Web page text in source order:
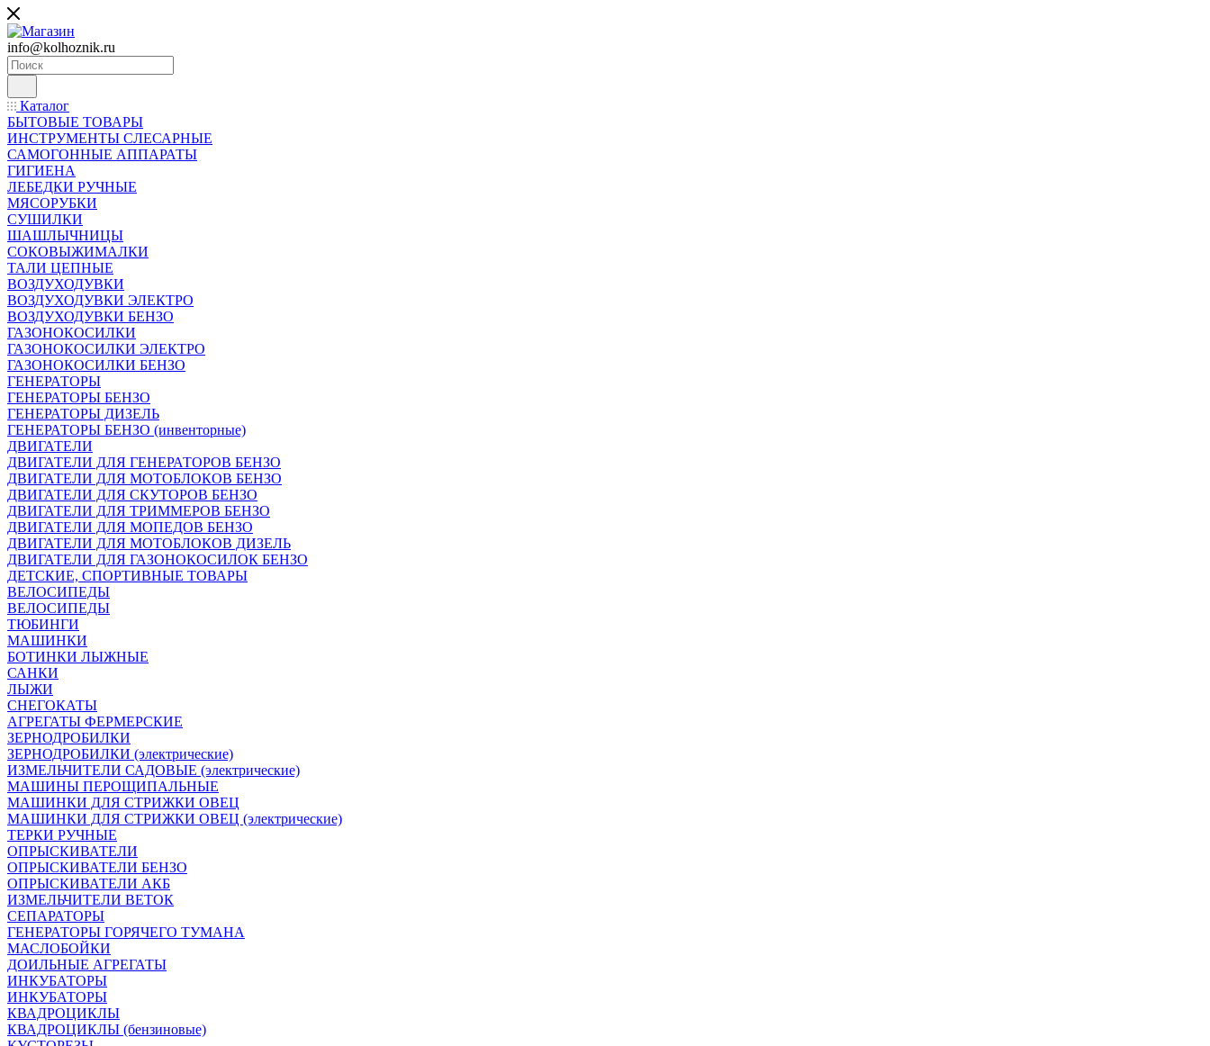
info@kolhoznik.ru
Каталог
БЫТОВЫЕ ТОВАРЫ
ИНСТРУМЕНТЫ СЛЕСАРНЫЕ
САМОГОННЫЕ АППАРАТЫ
ГИГИЕНА
ЛЕБЕДКИ РУЧНЫЕ
МЯСОРУБКИ
СУШИЛКИ
ШАШЛЫЧНИЦЫ
СОКОВЫЖИМАЛКИ
ТАЛИ ЦЕПНЫЕ
ВОЗДУХОДУВКИ
ВОЗДУХОДУВКИ ЭЛЕКТРО
ВОЗДУХОДУВКИ БЕНЗО
ГАЗОНОКОСИЛКИ
ГАЗОНОКОСИЛКИ ЭЛЕКТРО
ГАЗОНОКОСИЛКИ БЕНЗО
ГЕНЕРАТОРЫ
ГЕНЕРАТОРЫ БЕНЗО
ГЕНЕРАТОРЫ ДИЗЕЛЬ
ГЕНЕРАТОРЫ БЕНЗО (инвенторные)
ДВИГАТЕЛИ
ДВИГАТЕЛИ ДЛЯ ГЕНЕРАТОРОВ БЕНЗО
ДВИГАТЕЛИ ДЛЯ МОТОБЛОКОВ БЕНЗО
ДВИГАТЕЛИ ДЛЯ СКУТОРОВ БЕНЗО
ДВИГАТЕЛИ ДЛЯ ТРИММЕРОВ БЕНЗО
ДВИГАТЕЛИ ДЛЯ МОПЕДОВ БЕНЗО
ДВИГАТЕЛИ ДЛЯ МОТОБЛОКОВ ДИЗЕЛЬ
ДВИГАТЕЛИ ДЛЯ ГАЗОНОКОСИЛОК БЕНЗО
ДЕТСКИЕ, СПОРТИВНЫЕ ТОВАРЫ
ВЕЛОСИПЕДЫ
ВЕЛОСИПЕДЫ
ТЮБИНГИ
МАШИНКИ
БОТИНКИ ЛЫЖНЫЕ
САНКИ
ЛЫЖИ
СНЕГОКАТЫ
АГРЕГАТЫ ФЕРМЕРСКИЕ
ЗЕРНОДРОБИЛКИ
ЗЕРНОДРОБИЛКИ (электрические)
ИЗМЕЛЬЧИТЕЛИ САДОВЫЕ (электрические)
МАШИНЫ ПЕРОЩИПАЛЬНЫЕ
МАШИНКИ ДЛЯ СТРИЖКИ ОВЕЦ
МАШИНКИ ДЛЯ СТРИЖКИ ОВЕЦ (электрические)
ТЕРКИ РУЧНЫЕ
ОПРЫСКИВАТЕЛИ
ОПРЫСКИВАТЕЛИ БЕНЗО
ОПРЫСКИВАТЕЛИ АКБ
ИЗМЕЛЬЧИТЕЛИ ВЕТОК
СЕПАРАТОРЫ
ГЕНЕРАТОРЫ ГОРЯЧЕГО ТУМАНА
МАСЛОБОЙКИ
ДОИЛЬНЫЕ АГРЕГАТЫ
ИНКУБАТОРЫ
ИНКУБАТОРЫ
КВАДРОЦИКЛЫ
КВАДРОЦИКЛЫ (бензиновые)